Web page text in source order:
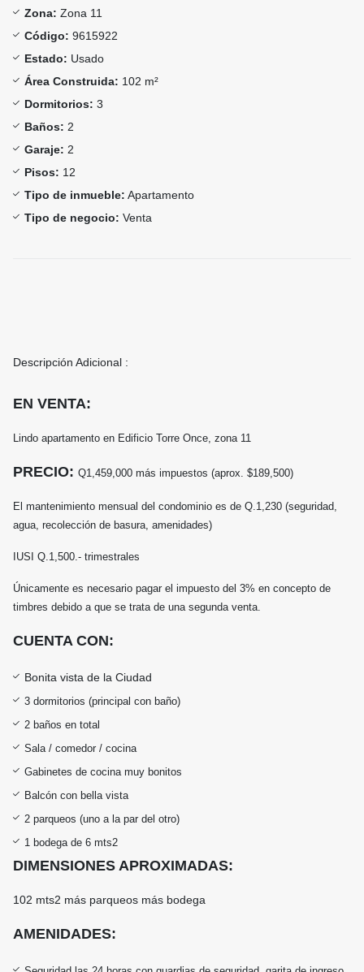
Zona: Zona 11
Código: 9615922
Estado: Usado
Área Construida: 102 m²
Dormitorios: 3
Baños: 2
Garaje: 2
Pisos: 12
Tipo de inmueble: Apartamento
Tipo de negocio: Venta
Descripción Adicional :
EN VENTA:
Lindo apartamento en Edificio Torre Once, zona 11
PRECIO: Q1,459,000 más impuestos (aprox. $189,500)
El mantenimiento mensual del condominio es de Q.1,230 (seguridad,
agua, recolección de basura, amenidades)
IUSI Q.1,500.- trimestrales
Únicamente es necesario pagar el impuesto del 3% en concepto de
timbres debido a que se trata de una segunda venta.
CUENTA CON:
Bonita vista de la Ciudad
3 dormitorios (principal con baño)
2 baños en total
Sala / comedor / cocina
Gabinetes de cocina muy bonitos
Balcón con bella vista
2 parqueos (uno a la par del otro)
1 bodega de 6 mts2
DIMENSIONES APROXIMADAS:
102 mts2 más parqueos más bodega
AMENIDADES: